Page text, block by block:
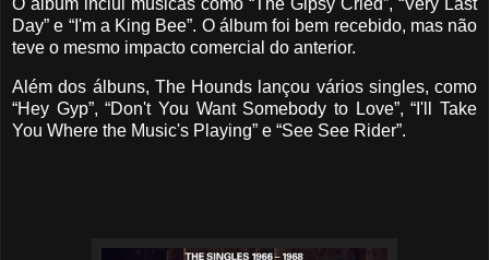
O álbum inclui músicas como “The Gipsy Cried”, “Very Last
Day” e “I'm a King Bee”. O álbum foi bem recebido, mas não
teve o mesmo impacto comercial do anterior.
Além dos álbuns, The Hounds lançou vários singles, como
“Hey Gyp”, “Don't You Want Somebody to Love”, “I'll Take
You Where the Music's Playing” e “See See Rider”.